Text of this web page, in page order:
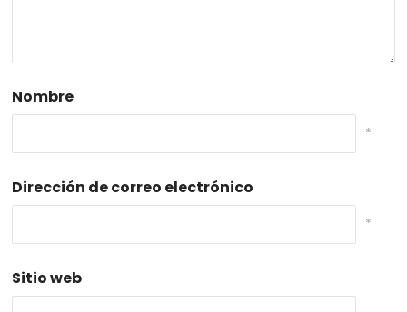
Nombre
*
Dirección de correo electrónico
*
Sitio web